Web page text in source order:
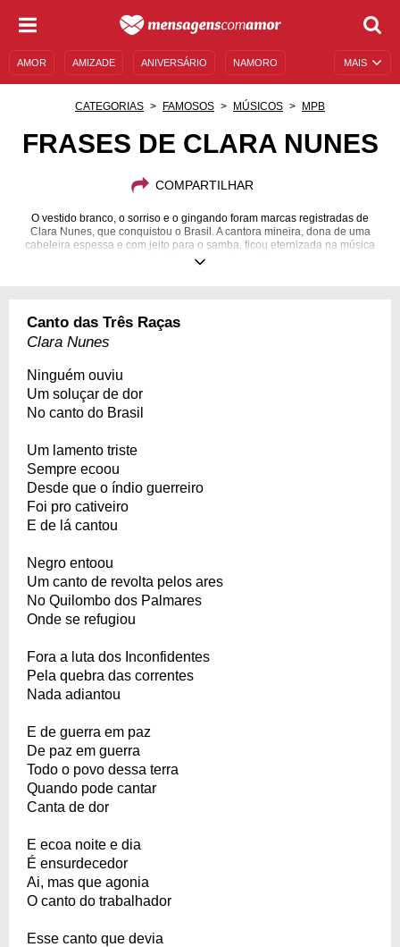
MAIS
AMOR AMIZADE ANIVERSÁRIO NAMORO
CATEGORIAS FAMOSOS MÚSICOS MPB
FRASES DE CLARA NUNES
COMPARTILHAR
O vestido branco, o sorriso e o gingando foram marcas registradas de
Clara Nunes, que conquistou o Brasil. A cantora mineira, dona de uma
cabeleira espessa e com jeito para o samba, ficou eternizada na música
popular. Confira suas melhores frases.
Canto das Três Raças
Clara Nunes
Ninguém ouviu
Um soluçar de dor
No canto do Brasil
Um lamento triste
Sempre ecoou
Desde que o índio guerreiro
Foi pro cativeiro
E de lá cantou
Negro entoou
Um canto de revolta pelos ares
No Quilombo dos Palmares
Onde se refugiou
Fora a luta dos Inconfidentes
Pela quebra das correntes
Nada adiantou
E de guerra em paz
De paz em guerra
Todo o povo dessa terra
Quando pode cantar
Canta de dor
E ecoa noite e dia
É ensurdecedor
Ai, mas que agonia
O canto do trabalhador
Esse canto que devia